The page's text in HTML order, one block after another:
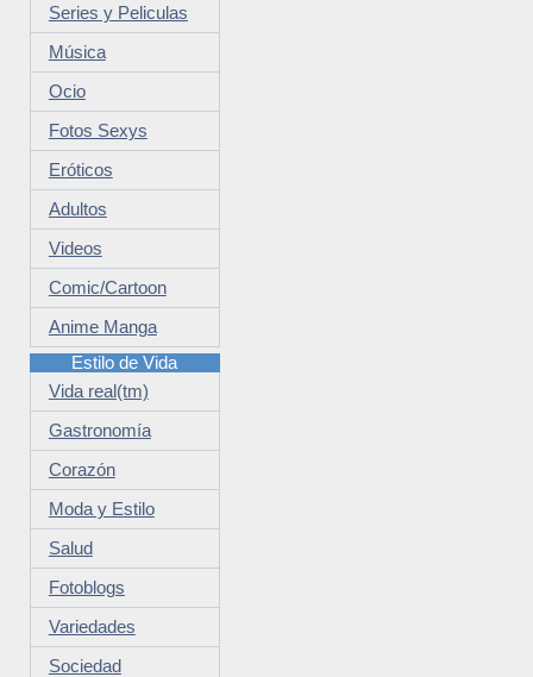
Series y Peliculas
Música
Ocio
Fotos Sexys
Eróticos
Adultos
Videos
Comic/Cartoon
Anime Manga
Estilo de Vida
Vida real(tm)
Gastronomía
Corazón
Moda y Estilo
Salud
Fotoblogs
Variedades
Sociedad